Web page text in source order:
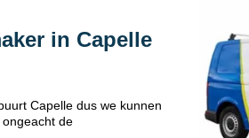
in Capelle
Capelle dus we kunnen
de